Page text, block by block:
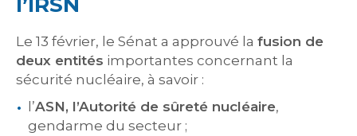
Le 13 février, le Sénat a approuvé la fusion de
deux entités importantes concernant la
sécurité nucléaire, à savoir :
l’ASN, l’Autorité de sûreté nucléaire,
gendarme du secteur ;